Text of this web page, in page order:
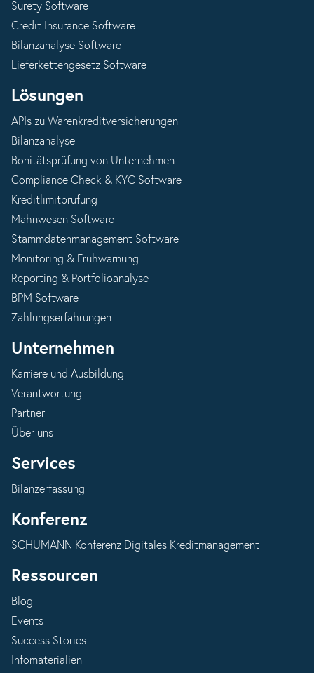
Surety Software
Credit Insurance Software
Bilanzanalyse Software
Lieferkettengesetz Software
Lösungen
APIs zu Warenkreditversicherungen
Bilanzanalyse
Bonitätsprüfung von Unternehmen
Compliance Check & KYC Software
Kreditlimitprüfung
Mahnwesen Software
Stammdatenmanagement Software
Monitoring & Frühwarnung
Reporting & Portfolioanalyse
BPM Software
Zahlungserfahrungen
Unternehmen
Karriere und Ausbildung
Verantwortung
Partner
Über uns
Services
Bilanzerfassung
Konferenz
SCHUMANN Konferenz Digitales Kreditmanagement
Ressourcen
Blog
Events
Success Stories
Infomaterialien